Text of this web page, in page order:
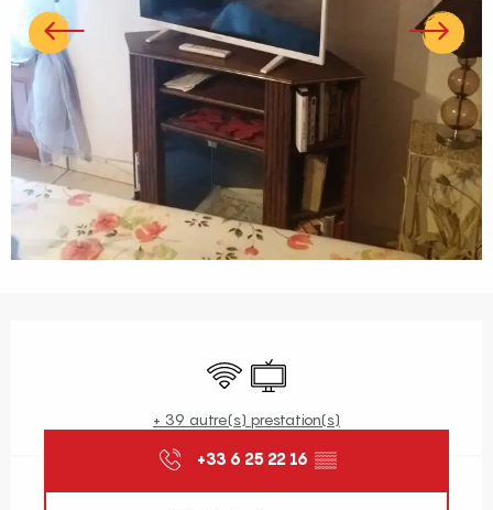
WiFi Télévision
+ 39 autre(s) prestation(s)
+33 6 25 22 16 ▒▒